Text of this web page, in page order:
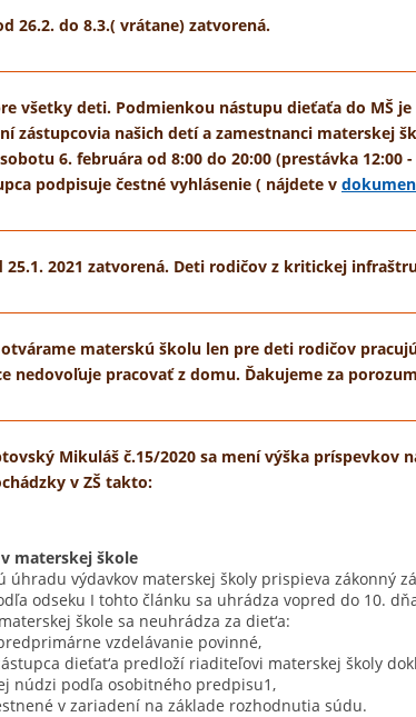
26.2. do 8.3.( vrátane) zatvorená.
všetky deti. Podmienkou nástupu dieťaťa do MŠ
zástupcovia našich detí a zamestnanci materskej
6. februára od 8:00 do 20:00 (prestávka
podpisuje čestné vyhlásenie ( nájdete v
25.1. 2021 zatvorená. Deti rodičov z kritickej
materskú školu len pre deti rodičov
nedovoľuje pracovať z domu. Ďakujeme za
Mikuláš č.15/2020 sa mení výška
v ZŠ takto:
materskej škole
úhradu výdavkov materskej školy prispieva zákonný
odseku I tohto článku sa uhrádza vopred do 10.
škole sa neuhrádza za diet‘a:
vzdelávanie povinné,
dieťat‘a predloží riaditeľovi materskej školy
núdzi podľa osobitného predpisu1,
v zariadení na základe rozhodnutia súdu.